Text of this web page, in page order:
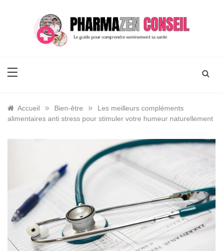
Accueil » Bien-être »
Les meilleurs compléments
alimentaires anti stress pour stimuler votre humeur naturellement